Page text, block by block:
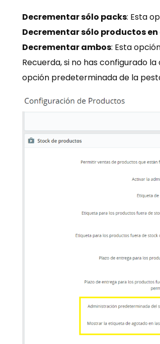
Decrementar sólo packs: Esta
Decrementar sólo productos en
Decrementar ambos: Esta
Recuerda, si no has configurado
opción predeterminada de la